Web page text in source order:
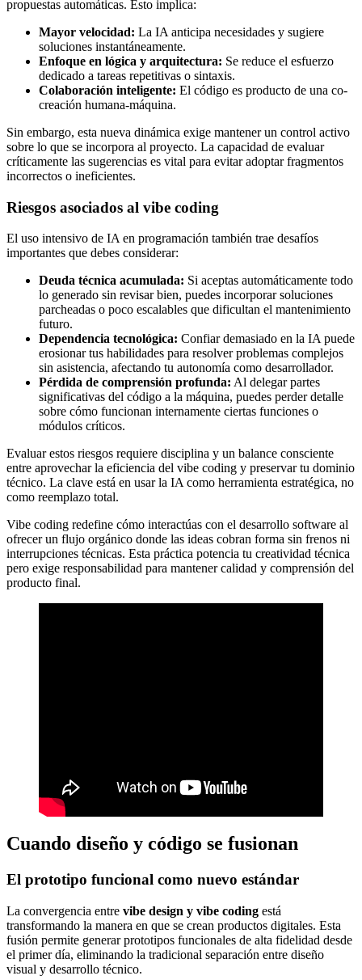
propuestas automáticas. Esto implica:
Mayor velocidad: La IA anticipa necesidades y sugiere
soluciones instantáneamente.
Enfoque en lógica y arquitectura: Se reduce el esfuerzo
dedicado a tareas repetitivas o sintaxis.
Colaboración inteligente: El código es producto de una co-
creación humana-máquina.
Sin embargo, esta nueva dinámica exige mantener un control activo
sobre lo que se incorpora al proyecto. La capacidad de evaluar
críticamente las sugerencias es vital para evitar adoptar fragmentos
incorrectos o ineficientes.
Riesgos asociados al vibe coding
El uso intensivo de IA en programación también trae desafíos
importantes que debes considerar:
Deuda técnica acumulada: Si aceptas automáticamente todo
lo generado sin revisar bien, puedes incorporar soluciones
parcheadas o poco escalables que dificultan el mantenimiento
futuro.
Dependencia tecnológica: Confiar demasiado en la IA puede
erosionar tus habilidades para resolver problemas complejos
sin asistencia, afectando tu autonomía como desarrollador.
Pérdida de comprensión profunda: Al delegar partes
significativas del código a la máquina, puedes perder detalle
sobre cómo funcionan internamente ciertas funciones o
módulos críticos.
Evaluar estos riesgos requiere disciplina y un balance consciente
entre aprovechar la eficiencia del vibe coding y preservar tu dominio
técnico. La clave está en usar la IA como herramienta estratégica, no
como reemplazo total.
Vibe coding redefine cómo interactúas con el desarrollo software al
ofrecer un flujo orgánico donde las ideas cobran forma sin frenos ni
interrupciones técnicas. Esta práctica potencia tu creatividad técnica
pero exige responsabilidad para mantener calidad y comprensión del
producto final.
Cuando diseño y código se fusionan
El prototipo funcional como nuevo estándar
La convergencia entre vibe design y vibe coding está
transformando la manera en que se crean productos digitales. Esta
fusión permite generar prototipos funcionales de alta fidelidad desde
el primer día, eliminando la tradicional separación entre diseño
visual y desarrollo técnico.